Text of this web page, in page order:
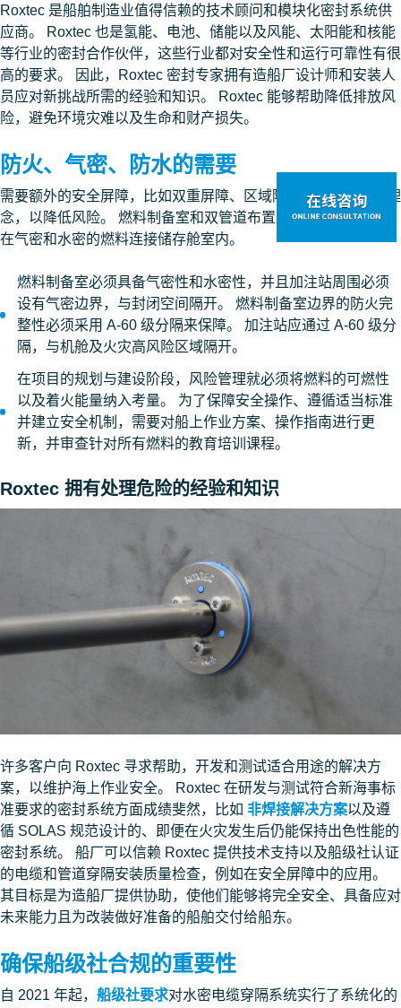
Roxtec 是船舶制造业值得信赖的技术顾问和模块化密封系统供
应商。 Roxtec 也是氢能、电池、储能以及风能、太阳能和核能
等行业的密封合作伙伴，这些行业都对安全性和运行可靠性有很
高的要求。 因此，Roxtec 密封专家拥有造船厂设计师和安装人
员应对新挑战所需的经验和知识。 Roxtec 能够帮助降低排放风
险，避免环境灾难以及生命和财产损失。
防火、气密、防水的需要
需要额外的安全屏障，比如双重屏障、区域隔离以及隔离设计理
念，以降低风险。 燃料制备室和双管道布置等双重屏障应封闭
在气密和水密的燃料连接储存舱室内。
燃料制备室必须具备气密性和水密性，并且加注站周围必须
设有气密边界，与封闭空间隔开。 燃料制备室边界的防火完
整性必须采用 A-60 级分隔来保障。 加注站应通过 A-60 级分
隔，与机舱及火灾高风险区域隔开。
在项目的规划与建设阶段，风险管理就必须将燃料的可燃性
以及着火能量纳入考量。 为了保障安全操作、遵循适当标准
并建立安全机制，需要对船上作业方案、操作指南进行更
新，并审查针对所有燃料的教育培训课程。
Roxtec 拥有处理危险的经验和知识
许多客户向 Roxtec 寻求帮助，开发和测试适合用途的解决方
案，以维护海上作业安全。 Roxtec 在研发与测试符合新海事标
准要求的密封系统方面成绩斐然，比如 非焊接解决方案以及遵
循 SOLAS 规范设计的、即便在火灾发生后仍能保持出色性能的
密封系统。 船厂可以信赖 Roxtec 提供技术支持以及船级社认证
的电缆和管道穿隔安装质量检查，例如在安全屏障中的应用。
其目标是为造船厂提供协助，使他们能够将完全安全、具备应对
未来能力且为改装做好准备的船舶交付给船东。
确保船级社合规的重要性
自 2021 年起， 船级社要求对水密电缆穿隔系统实行了系统化的